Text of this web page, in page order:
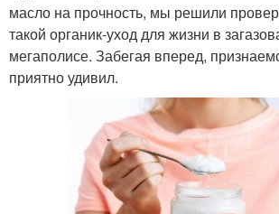
масло на прочность, мы решили
такой органик-уход для жизни в
мегаполисе. Забегая вперед,
приятно удивил.